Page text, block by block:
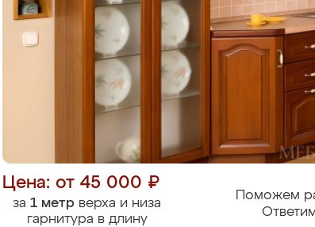
Цена: от 45 000 ₽
за 1 метр верха и низа
гарнитура в длину
Поможем